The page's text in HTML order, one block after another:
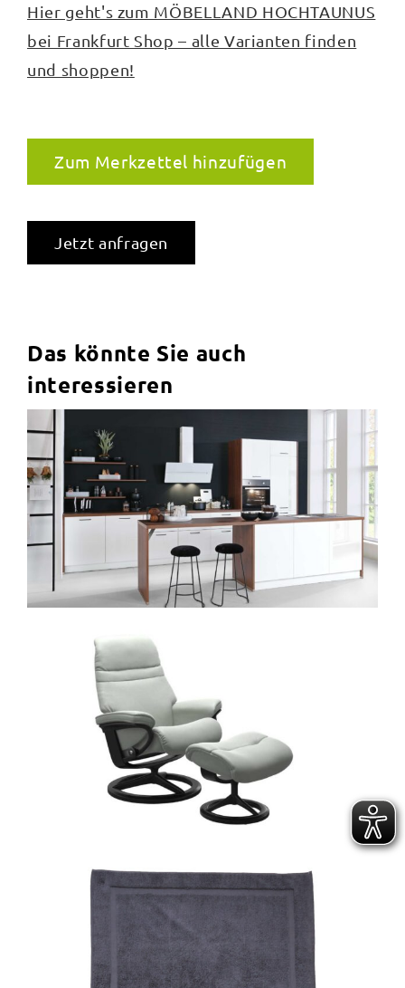
Hier geht's zum MÖBELLAND HOCHTAUNUS
bei Frankfurt Shop – alle Varianten finden
und shoppen!
Zum Merkzettel hinzufügen
Jetzt anfragen
Das könnte Sie auch
interessieren